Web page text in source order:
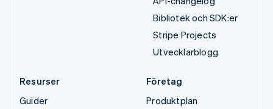
Bibliotek och SDK:er
Stripe Projects
Utvecklarblogg
Resurser
Guider
Företag
Produktplan